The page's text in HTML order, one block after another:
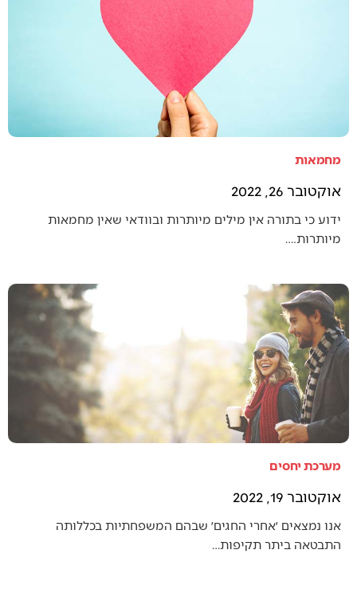
מחמאות
אוקטובר 26, 2022
ידוע כי בתורה אין מילים מיותרות ובוודאי שאין מחמאות
מיותרות.…
מערכת יחסים
אוקטובר 19, 2022
אנו נמצאים ׳אחרי החגים׳ שבהם המשפחתיות בכללותה
התבטאה ביתר תקיפות…